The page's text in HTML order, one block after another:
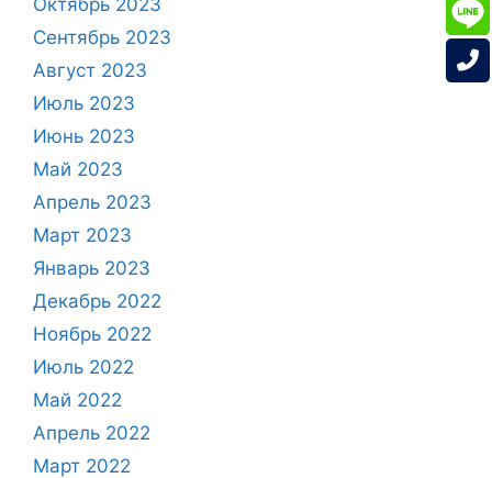
Сентябрь 2023
Август 2023
Июль 2023
Июнь 2023
Май 2023
Апрель 2023
Март 2023
Январь 2023
Декабрь 2022
Ноябрь 2022
Июль 2022
Май 2022
Апрель 2022
Март 2022